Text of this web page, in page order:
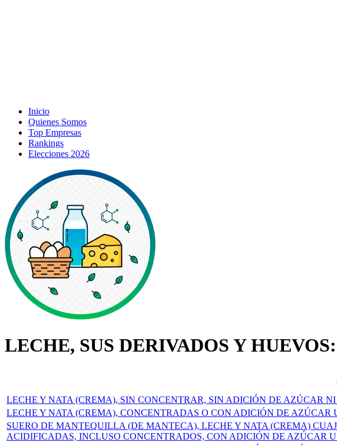
Inicio
Quienes Somos
Top Empresas
Rankings
Elecciones 2026
LECHE, SUS DERIVADOS Y
LECHE Y NATA (CREMA), SIN CONCENTRAR, SIN ADICIÓN DE AZÚCAR
LECHE Y NATA (CREMA), CONCENTRADAS O CON ADICIÓN DE AZÚCAR
SUERO DE MANTEQUILLA (DE MANTECA), LECHE Y NATA (CREMA)
ACIDIFICADAS, INCLUSO CONCENTRADOS, CON ADICIÓN DE AZÚCAR